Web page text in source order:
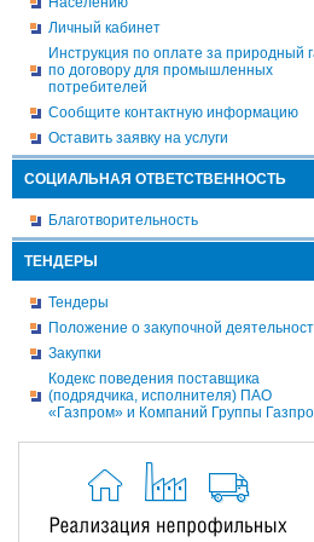
Личный кабинет
Инструкция по оплате за природный
по договору для промышленных
потребителей
Сообщите контактную информацию
Оставить заявку на услуги
СОЦИАЛЬНАЯ ОТВЕТСТВЕННОСТЬ
Благотворительность
ТЕНДЕРЫ
Тендеры
Положение о закупочной
Закупки
Кодекс поведения поставщика
(подрядчика, исполнителя) ПАО
«Газпром» и Компаний Группы